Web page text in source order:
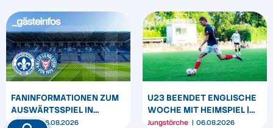
FANINFORMATIONEN ZUM
AUSWÄRTSSPIEL IN
DARMSTADT
Verein 06.08.2026
U23 BEENDET ENGLISCHE
WOCHE MIT HEIMSPIEL |
U19 & U17 STARTEN IN DEN
Jungstörche 06.08.2026